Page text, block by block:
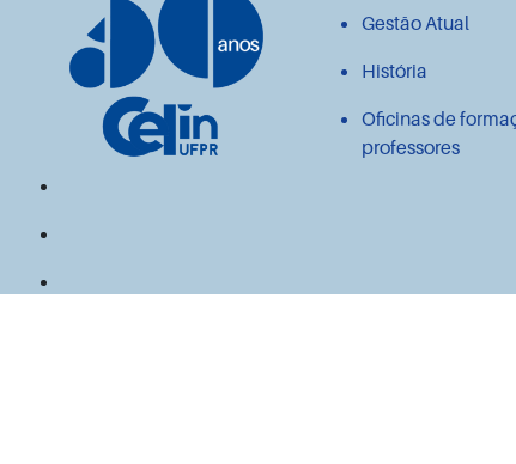
Gestão Atual
História
Oficinas de
professores